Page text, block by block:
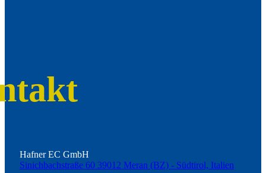
Hafner EC GmbH
Sinichbachstraße 60 39012 Meran (BZ) - Südtirol, Italien